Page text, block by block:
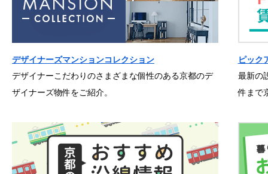
デザイナーズマンションコレクション
デザイナーこだわりのさまざまな個性のある京都のデ
ザイナーズ物件をご紹介。
ピック
最新の
件まで